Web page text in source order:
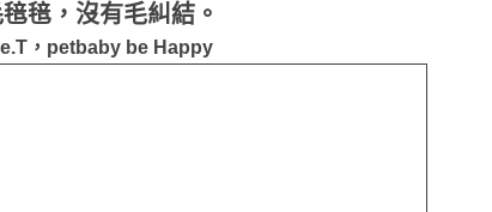
毰，沒有毛糾結。
，petbaby be Happy